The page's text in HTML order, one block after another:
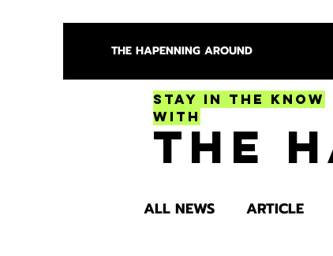
THE HAPENNING AROUND
Stay in the Know
With
The
ALL NEWS ARTICLE